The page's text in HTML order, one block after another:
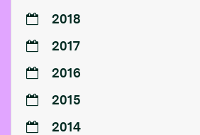
2018
2017
2016
2015
2014